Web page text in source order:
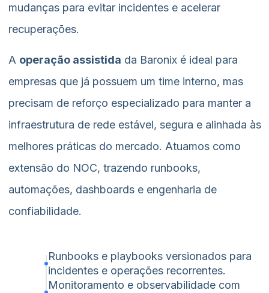
mudanças para evitar incidentes e acelerar
recuperações.
A operação assistida da Baronix é ideal para
empresas que já possuem um time interno, mas
precisam de reforço especializado para manter a
infraestrutura de rede estável, segura e alinhada às
melhores práticas do mercado. Atuamos como
extensão do NOC, trazendo runbooks,
automações, dashboards e engenharia de
confiabilidade.
Runbooks e playbooks versionados para
incidentes e operações recorrentes.
Monitoramento e observabilidade com